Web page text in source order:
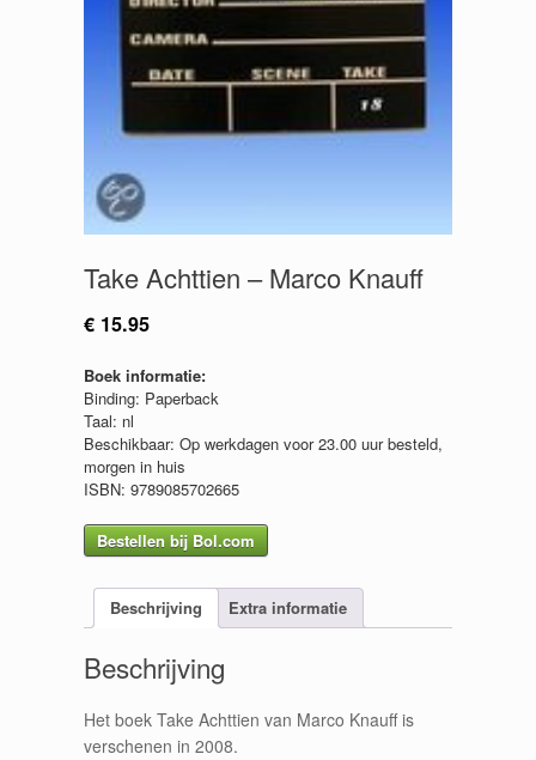
Take Achttien – Marco Knauff
€ 15.95
Boek informatie:
Binding: Paperback
Taal: nl
Beschikbaar: Op werkdagen voor 23.00 uur besteld,
morgen in huis
ISBN: 9789085702665
Bestellen bij Bol.com
Beschrijving Extra informatie
Beschrijving
Het boek Take Achttien van Marco Knauff is
verschenen in 2008.